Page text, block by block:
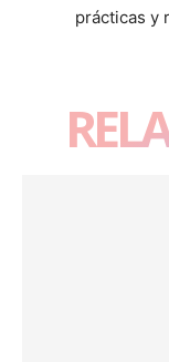
prácticas y